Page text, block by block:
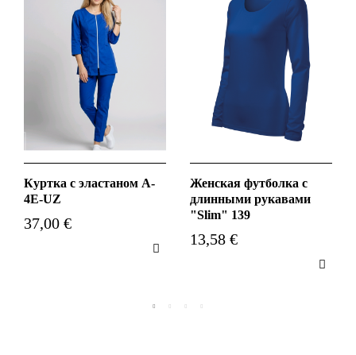
Куртка с эластаном A-
4E-UZ
37,00 €

Женская футболка с
длинными рукавами
"Slim" 139
13,58 €
